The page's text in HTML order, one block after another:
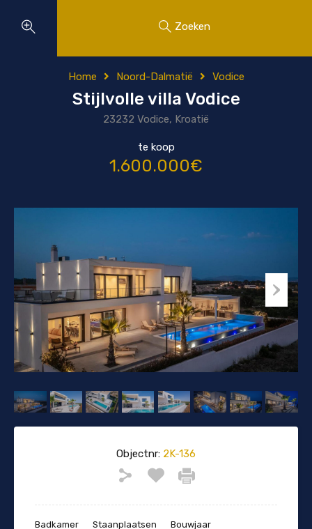
Zoeken
Home Noord-Dalmatië Vodice
Stijlvolle villa Vodice
23232 Vodice, Kroatië
te koop
1.600.000€
Objectnr: 2K-136
Badkamer Staanplaatsen Bouwjaar